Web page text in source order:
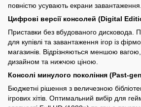
повністю усувають екрани завантаження.
Цифрові версії консолей (Digital
Приставки без вбудованого дисковода.
для купівлі та завантаження ігор із
магазинів. Відрізняються меншою
дизайном та нижчою ціною.
Консолі минулого покоління (Past-
Бюджетні рішення з величезною
ігрових хітів. Оптимальний вибір для